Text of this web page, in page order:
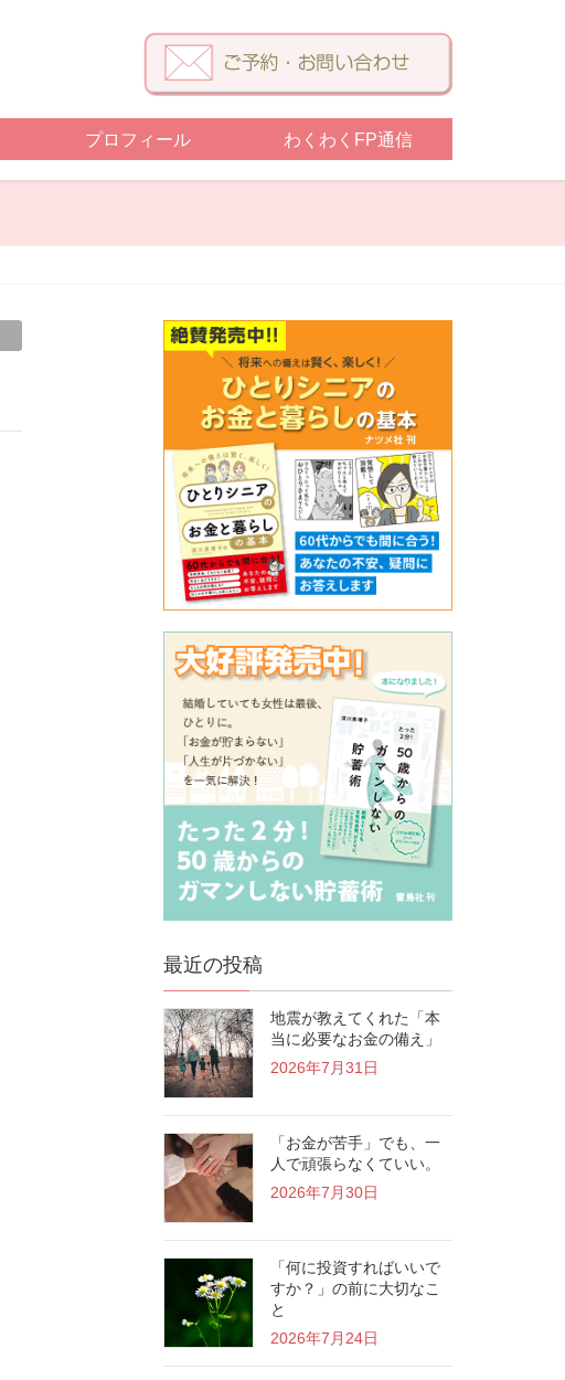
プロフィール わくわくFP通信
最近の投稿
地震が教えてくれた「本
当に必要なお金の備え」
2026年7月31日
「お金が苦手」でも、一
人で頑張らなくていい。
2026年7月30日
「何に投資すればいいで
すか？」の前に大切なこ
と
2026年7月24日